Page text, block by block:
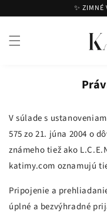
✨ ZIMNÉ
V súlade s
575 zo 21. júna 2004 o
známeho tiež ako
katimy.com oznamujú
Pripojenie a
úplné a bezvýhradné